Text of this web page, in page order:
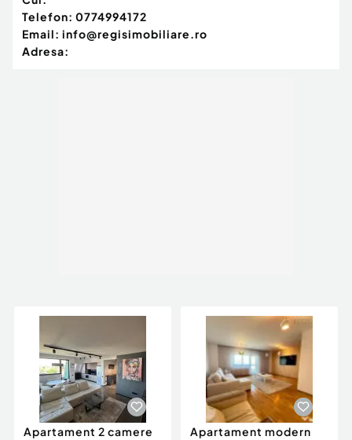
Telefon: 0774994172
Email: info@regisimobiliare.ro
Adresa:
Apartament 2 camere
Apartament modern